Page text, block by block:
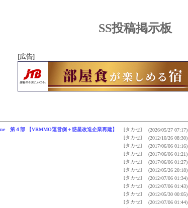
SS投稿掲示板
[広告]
第４部 【VRMMO運営側＋惑星改造企業再建】 [タカセ]
(2026/05/27 07:17)
[タカセ]
(2012/10/26 08:30)
[タカセ]
(2017/06/06 01:16)
[タカセ]
(2017/06/06 01:21)
[タカセ]
(2017/06/06 01:27)
[タカセ]
(2012/05/26 20:18)
[タカセ]
(2012/07/06 01:34)
[タカセ]
(2012/07/06 01:43)
[タカセ]
(2012/05/30 00:05)
[タカセ]
(2012/07/06 01:44)